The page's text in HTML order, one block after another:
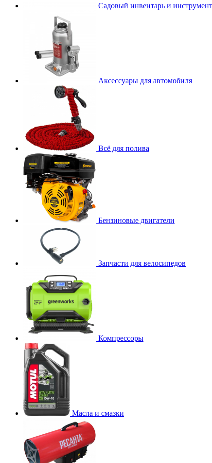
Садовый инвентарь и инструмент
Аксессуары для автомобиля
Всё для полива
Бензиновые двигатели
Запчасти для велосипедов
Компрессоры
Масла и смазки